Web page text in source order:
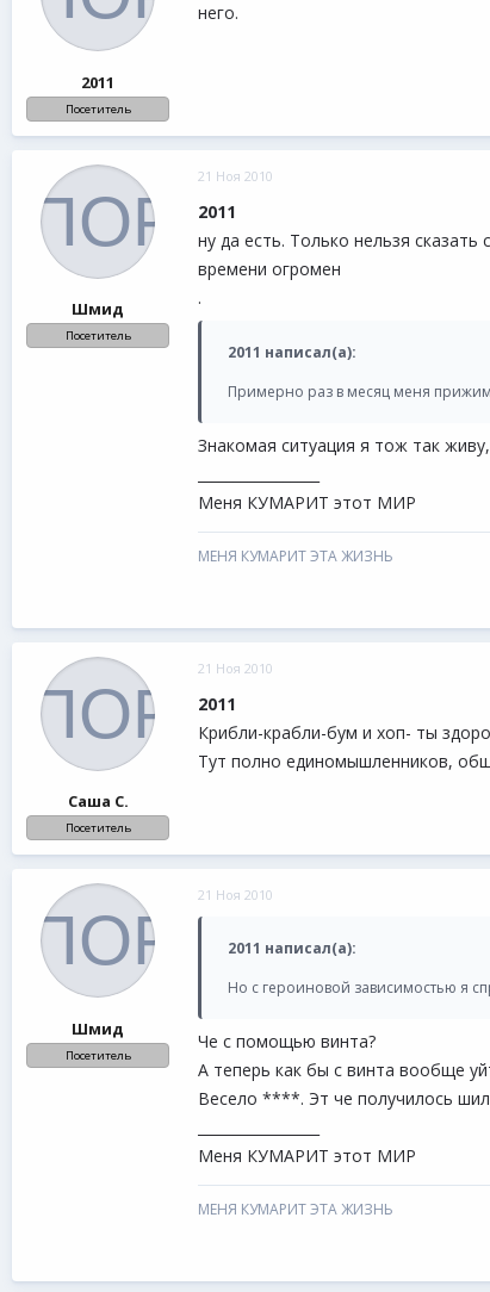
2011
Посетитель
него.
Шмид
Посетитель
21 Ноя 2010
2011
ну да есть. Только нельзя
времени огромен
.
2011 написал(а):
Примерно раз в месяц меня
Знакомая ситуация я тож так
Меня КУМАРИТ этот МИР
МЕНЯ КУМАРИТ ЭТА ЖИЗНЬ
Саша С.
Посетитель
21 Ноя 2010
2011
Крибли-крабли-бум и хоп- ты
Тут полно единомышленников,
Шмид
Посетитель
21 Ноя 2010
2011 написал(а):
Но с героиновой зависимостью я
Че с помощью винта?
А теперь как бы с винта вообще
Весело ****. Эт че получилось
Меня КУМАРИТ этот МИР
МЕНЯ КУМАРИТ ЭТА ЖИЗНЬ